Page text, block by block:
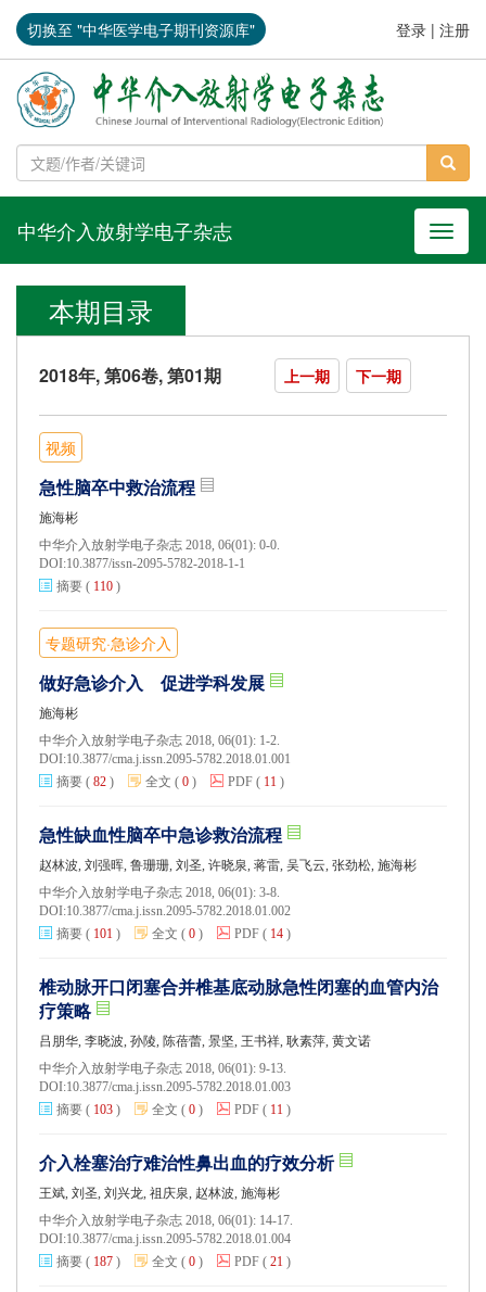
切换至 "中华医学电子期刊资源库" 登录 | 注册
导航
中华介入放射学电子杂志
本期目录
2018年, 第06卷, 第01期 上一期 下一期
视频
急性脑卒中救治流程
施海彬
中华介入放射学电子杂志 2018, 06(01): 0-0.
DOI:10.3877/issn-2095-5782-2018-1-1
摘要 ( 110 )
专题研究·急诊介入
做好急诊介入 促进学科发展
施海彬
中华介入放射学电子杂志 2018, 06(01): 1-2.
DOI:10.3877/cma.j.issn.2095-5782.2018.01.001
摘要 ( 82 ) 全文 ( 0 ) PDF ( 11 )
急性缺血性脑卒中急诊救治流程
赵林波, 刘强晖, 鲁珊珊, 刘圣, 许晓泉, 蒋雷, 吴飞云, 张劲松, 施海彬
中华介入放射学电子杂志 2018, 06(01): 3-8.
DOI:10.3877/cma.j.issn.2095-5782.2018.01.002
摘要 ( 101 ) 全文 ( 0 ) PDF ( 14 )
椎动脉开口闭塞合并椎基底动脉急性闭塞的血管内治
疗策略
吕朋华, 李晓波, 孙陵, 陈蓓蕾, 景坚, 王书祥, 耿素萍, 黄文诺
中华介入放射学电子杂志 2018, 06(01): 9-13.
DOI:10.3877/cma.j.issn.2095-5782.2018.01.003
摘要 ( 103 ) 全文 ( 0 ) PDF ( 11 )
介入栓塞治疗难治性鼻出血的疗效分析
王斌, 刘圣, 刘兴龙, 祖庆泉, 赵林波, 施海彬
中华介入放射学电子杂志 2018, 06(01): 14-17.
DOI:10.3877/cma.j.issn.2095-5782.2018.01.004
摘要 ( 187 ) 全文 ( 0 ) PDF ( 21 )